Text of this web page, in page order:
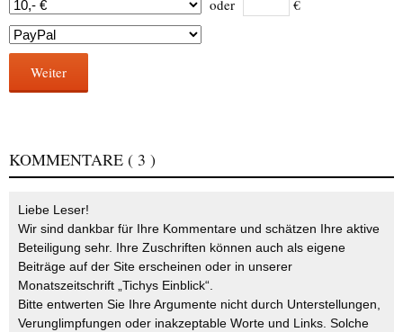
oder €
Weiter
KOMMENTARE ( 3 )
Liebe Leser!
Wir sind dankbar für Ihre Kommentare und schätzen Ihre aktive
Beteiligung sehr. Ihre Zuschriften können auch als eigene
Beiträge auf der Site erscheinen oder in unserer
Monatszeitschrift „Tichys Einblick“.
Bitte entwerten Sie Ihre Argumente nicht durch Unterstellungen,
Verunglimpfungen oder inakzeptable Worte und Links. Solche